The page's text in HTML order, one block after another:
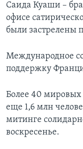
Саида Куаши –
офисе
были застрелены
Международное
поддержку
Более 40 мировых
еще 1,6 млн
митинге
воскресенье.